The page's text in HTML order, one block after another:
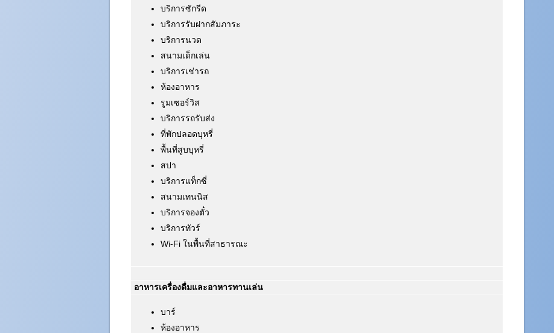
บริการซักรีด
บริการรับฝากสัมภาระ
บริการนวด
สนามเด็กเล่น
บริการเช่ารถ
ห้องอาหาร
รูมเซอร์วิส
บริการรถรับส่ง
ที่พักปลอดบุหรี่
พื้นที่สูบบุหรี่
สปา
บริการแท็กซี่
สนามเทนนิส
บริการจองตั๋ว
บริการทัวร์
Wi-Fi ในพื้นที่สาธารณะ
อาหารเครื่องดื่มและอาหารทานเล่น
บาร์
ห้องอาหาร